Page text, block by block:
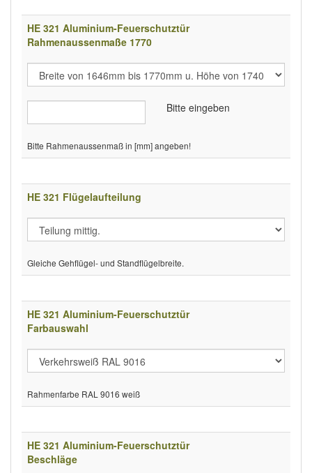
HE 321 Aluminium-Feuerschutztür
Rahmenaussenmaße 1770
Bitte eingeben
Bitte Rahmenaussenmaß in [mm] angeben!
HE 321 Flügelaufteilung
Gleiche Gehflügel- und Standflügelbreite.
HE 321 Aluminium-Feuerschutztür
Farbauswahl
Rahmenfarbe RAL 9016 weiß
HE 321 Aluminium-Feuerschutztür
Beschläge